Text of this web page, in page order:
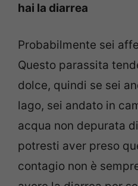
hai la diarrea
Probabilmente sei
Questo parassita
dolce, quindi se sei
lago, sei andato in
acqua non depurata
potresti aver preso
contagio non è